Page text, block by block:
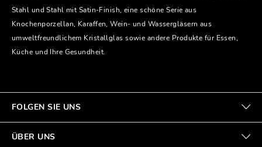
Stahl und Stahl mit Satin-Finish, eine schöne Serie aus
Knochenporzellan, Karaffen, Wein- und Wassergläsern aus
umweltfreundlichem Kristallglas sowie andere Produkte für Essen,
Küche und Ihre Gesundheit.
FOLGEN SIE UNS
ÜBER UNS